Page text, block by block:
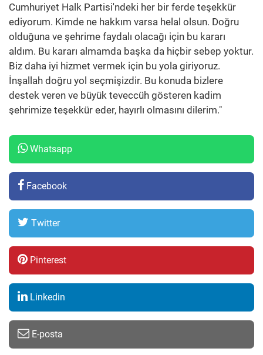
Cumhuriyet Halk Partisi'ndeki her bir ferde teşekkür
ediyorum. Kimde ne hakkım varsa helal olsun. Doğru
olduğuna ve şehrime faydalı olacağı için bu kararı
aldım. Bu kararı almamda başka da hiçbir sebep yoktur.
Biz daha iyi hizmet vermek için bu yola giriyoruz.
İnşallah doğru yol seçmişizdir. Bu konuda bizlere
destek veren ve büyük teveccüh gösteren kadim
şehrimize teşekkür eder, hayırlı olmasını dilerim."
Whatsapp
Facebook
Twitter
Pinterest
Linkedin
E-posta